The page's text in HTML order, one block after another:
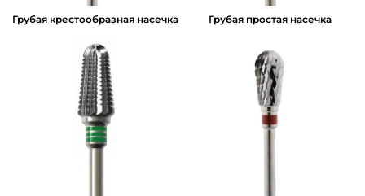
Грубая крестообразная насечка Грубая простая насечка